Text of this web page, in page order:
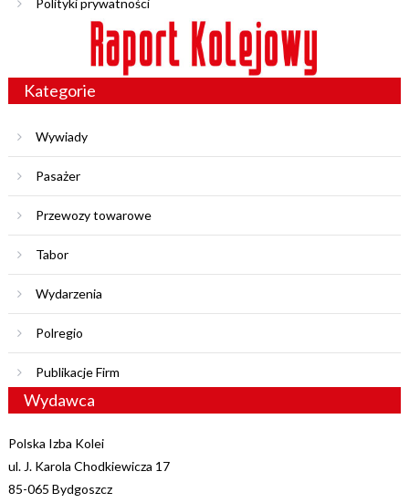
Kategorie
Wywiady
Pasażer
Przewozy towarowe
Tabor
Wydarzenia
Polregio
Publikacje Firm
Wydawca
Polska Izba Kolei
ul. J. Karola Chodkiewicza 17
85-065 Bydgoszcz